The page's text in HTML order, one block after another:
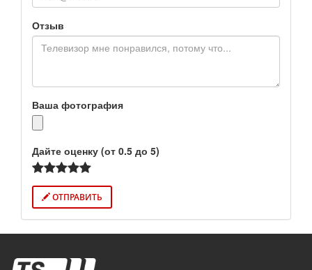
Отзыв
Ваша фотография
Дайте оценку (от 0.5 до 5)
ОТПРАВИТЬ